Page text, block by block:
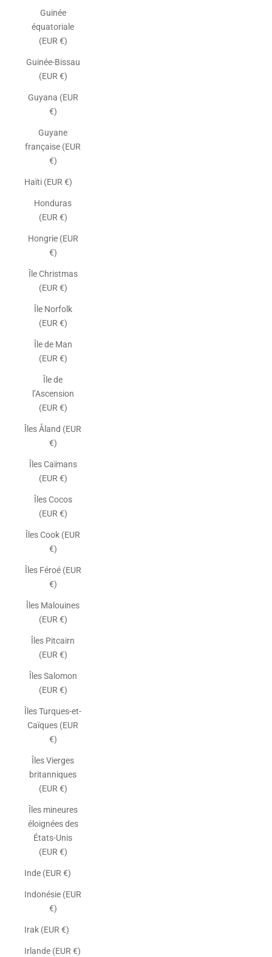
Guinée
équatoriale
(EUR €)
Guinée-Bissau
(EUR €)
Guyana (EUR
€)
Guyane
française (EUR
€)
Haïti (EUR €)
Honduras
(EUR €)
Hongrie (EUR
€)
Île Christmas
(EUR €)
Île Norfolk
(EUR €)
Île de Man
(EUR €)
Île de
l’Ascension
(EUR €)
Îles Åland (EUR
€)
Îles Caïmans
(EUR €)
Îles Cocos
(EUR €)
Îles Cook (EUR
€)
Îles Féroé (EUR
€)
Îles Malouines
(EUR €)
Îles Pitcairn
(EUR €)
Îles Salomon
(EUR €)
Îles Turques-et-
Caïques (EUR
€)
Îles Vierges
britanniques
(EUR €)
Îles mineures
éloignées des
États-Unis
(EUR €)
Inde (EUR €)
Indonésie (EUR
€)
Irak (EUR €)
Irlande (EUR €)